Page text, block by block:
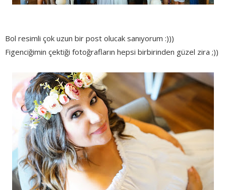
Bol resimli çok uzun bir post olucak sanıyorum :)))
Figenciğimin çektiği fotoğrafların hepsi birbirinden güzel zira ;))